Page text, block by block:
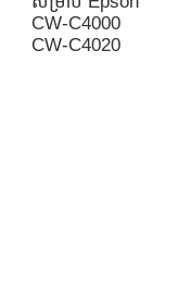
CW-C4000
CW-C4020